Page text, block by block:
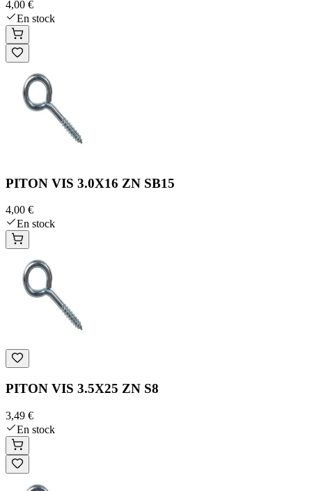
4,00 €
En stock
PITON VIS 3.0X16 ZN SB15
4,00 €
En stock
PITON VIS 3.5X25 ZN S8
3,49 €
En stock